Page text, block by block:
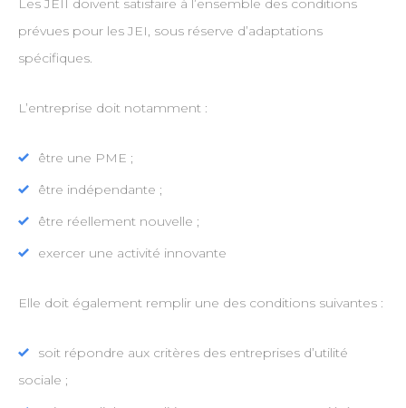
Les JEII doivent satisfaire à l’ensemble des conditions
prévues pour les JEI, sous réserve d’adaptations
spécifiques.
L’entreprise doit notamment :
être une PME ;
être indépendante ;
être réellement nouvelle ;
exercer une activité innovante
Elle doit également remplir une des conditions suivantes :
soit répondre aux critères des entreprises d’utilité
sociale ;